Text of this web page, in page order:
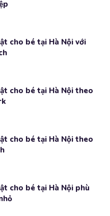
cho bé tại Hà Nội với
cho bé tại Hà Nội theo
cho bé tại Hà Nội theo
cho bé tại Hà Nội phù